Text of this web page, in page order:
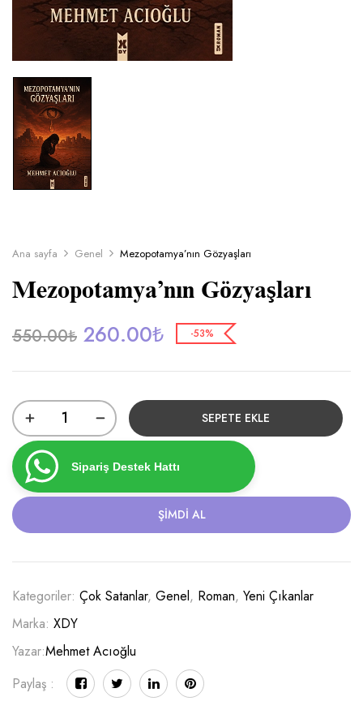
Ana sayfa Genel Mezopotamya’nın Gözyaşları
Mezopotamya’nın Gözyaşları
550.00₺ 260.00₺ -53%
SEPETE EKLE
Sipariş Destek Hattı
ŞIMDI AL
Kategoriler: Çok Satanlar, Genel, Roman, Yeni Çıkanlar
Marka: XDY
Yazar:Mehmet Acıoğlu
Paylaş :